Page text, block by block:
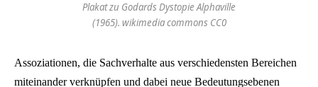
Plakat zu Godards Dystopie Alphaville
(1965). wikimedia commons CC0
Assoziationen, die Sachverhalte aus verschiedensten Bereichen
miteinander verknüpfen und dabei neue Bedeutungsebenen